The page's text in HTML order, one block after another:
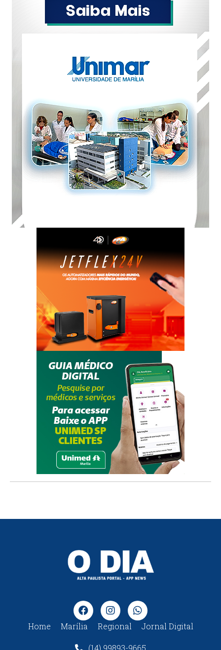
Home Marília Regional Jornal Digital